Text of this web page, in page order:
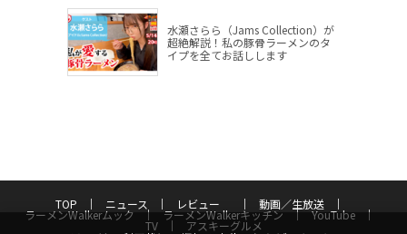
水瀬さらら（Jams Collection）が
超絶解説！私の豚骨ラーメンのタ
イプを全てお話しします
TOP ニュース レビュー 動画／生放送
ラーメンWalkerムック ラーメンWalkerキッチン YouTube
TV アスキーグルメ